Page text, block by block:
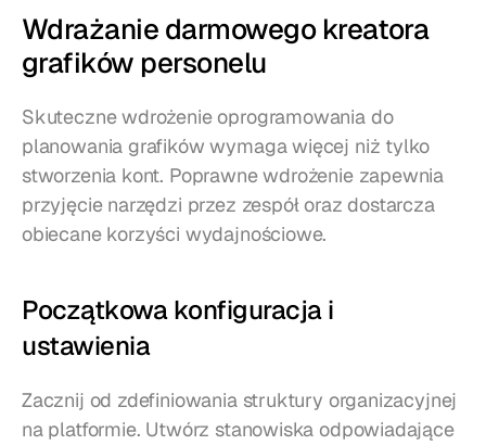
Wdrażanie darmowego kreatora
grafików personelu
Skuteczne wdrożenie oprogramowania do
planowania grafików wymaga więcej niż tylko
stworzenia kont. Poprawne wdrożenie zapewnia
przyjęcie narzędzi przez zespół oraz dostarcza
obiecane korzyści wydajnościowe.
Początkowa konfiguracja i
ustawienia
Zacznij od zdefiniowania struktury organizacyjnej
na platformie. Utwórz stanowiska odpowiadające